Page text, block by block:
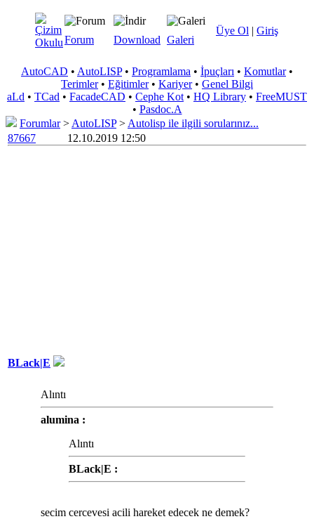
Üye Ol | Giriş
Forum Download Galeri
AutoCAD • AutoLISP• Programlama • İpuçları • Komutlar•
Terimler• Eğitimler• Kariyer• Genel Bilgi
aLd • TCad • FacadeCAD • Cephe Kot • HQ Library • FreeMUST
• Pasdoc.A
Forumlar> AutoLISP> Autolisp ile ilgili sorularınız...
87667
12.10.2019 12:50
BLack|E
Alıntı
alumina :
Alıntı
BLack|E :
secim cercevesi acili hareket edecek ne demek?